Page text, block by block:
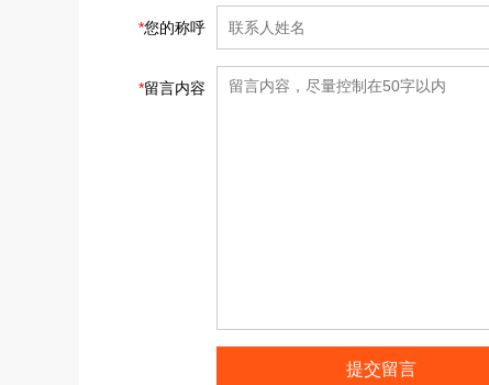
*您的称呼
*留言内容
提交留言